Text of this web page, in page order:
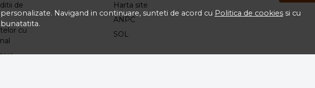
Navigand in continuare, sunteti de acord cu Politica de cookies si cu
de
cu
Harta site
ANPC
SOL